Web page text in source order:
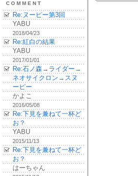
COMMENT
Re:ヌーピー第3回
YABU
2018/04/23
Re:紅白の結果
YABU
2017/01/01
Re:石ノ森→ライダー→
ネオサイクロン→スヌ
ーピー
かよこ
2016/05/08
Re:下見を兼ねて一杯ど
お？
YABU
2015/11/13
Re:下見を兼ねて一杯ど
お？
はーちゃん